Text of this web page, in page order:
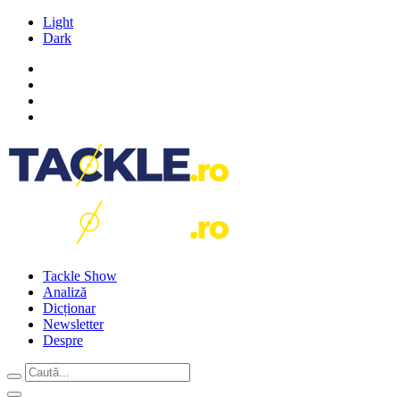
Light
Dark
Tackle Show
Analiză
Dicționar
Newsletter
Despre